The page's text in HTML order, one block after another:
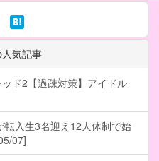
気記事
ド2【過疎対策】アイドル
転入生3名迎え12人体制で始
07]